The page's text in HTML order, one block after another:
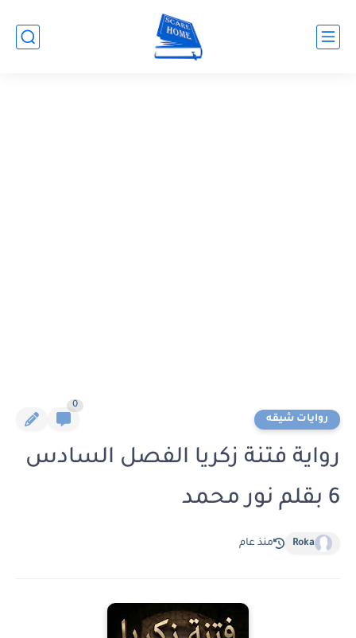
روايات شيقه
0
رواية فتنة زكريا الفصل السادس
6 بقلم نور محمد
Roka منذ عام